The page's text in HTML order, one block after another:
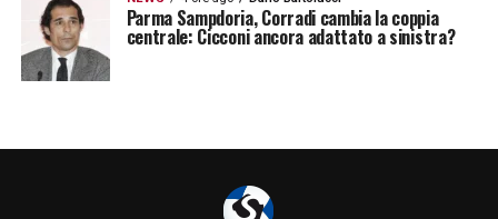
discutendo del contratto. Diciamo che dalla
due diligence al cosiddetto closing passano
in media quattro o cinque mesi, non certo
LA PLAYLIST DELLE NOSTRE TOP NEWS
Parma Sampdoria, Corradi cambia la coppia
centrale: Cicconi ancora adattato a sinistra?